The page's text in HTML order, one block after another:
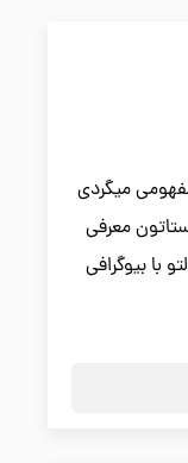
میگردی
معرفی
با بیوگرافی